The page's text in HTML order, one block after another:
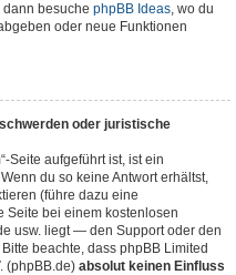
besuche phpBB Ideas, wo du
oder neue Funktionen
oder juristische
Seite aufgeführt ist, ist ein
du so keine Antwort erhältst,
(führe dazu eine
bei einem kostenlosen
usw. liegt — den Support oder den
beachte, dass phpBB Limited
(phpBB.de) absolut keinen Einfluss